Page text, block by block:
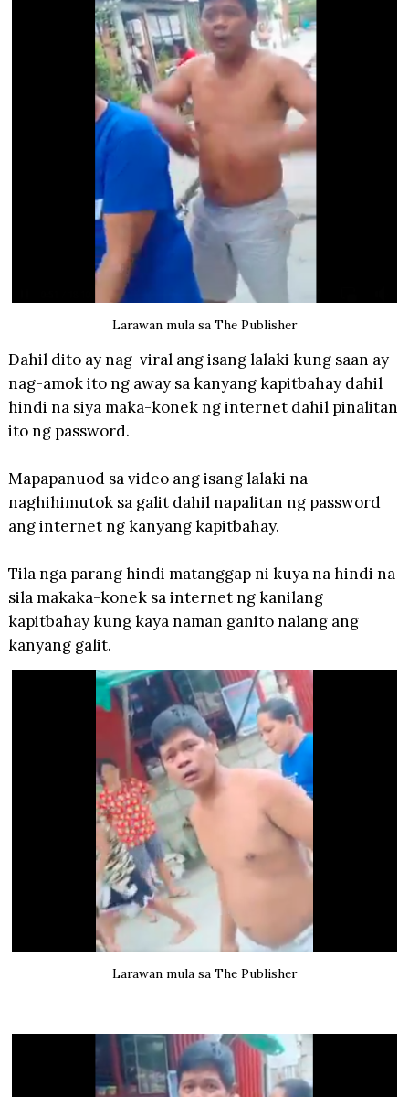
Larawan mula sa The Publisher
Dahil dito ay nag-viral ang isang lalaki kung saan ay
nag-amok ito ng away sa kanyang kapitbahay dahil
hindi na siya maka-konek ng internet dahil pinalitan
ito ng password.
Mapapanuod sa video ang isang lalaki na
naghihimutok sa galit dahil napalitan ng password
ang internet ng kanyang kapitbahay.
Tila nga parang hindi matanggap ni kuya na hindi na
sila makaka-konek sa internet ng kanilang
kapitbahay kung kaya naman ganito nalang ang
kanyang galit.
Larawan mula sa The Publisher